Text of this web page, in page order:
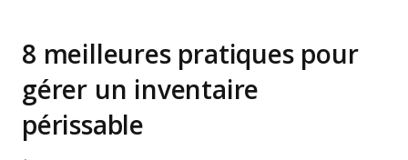
8 meilleures pratiques pour
gérer un inventaire
périssable